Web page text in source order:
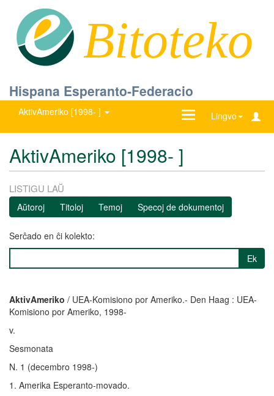
Bitoteko
Hispana Esperanto-Federacio
AktivAmeriko [1998- ] Lingvo
Ŝanĝu
AktivAmeriko [1998- ]
LISTIGU LAŬ
Aŭtoroj Titoloj Temoj Specoj de dokumentoj
Serĉado en ĉi kolekto:
Ek
AktivAmeriko / UEA-Komisiono por Ameriko.- Den Haag : UEA-
Komisiono por Ameriko, 1998-
v.
Sesmonata
N. 1 (decembro 1998-)
1. Amerika Esperanto-movado.